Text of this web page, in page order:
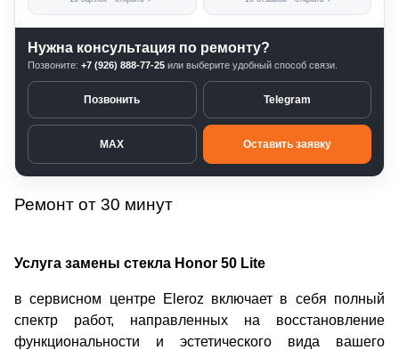
Нужна консультация по ремонту?
Позвоните: +7 (926) 888-77-25 или выберите удобный способ связи.
Позвонить Telegram
MAX Оставить заявку
Ремонт от 30 минут
Услуга замены стекла Honor 50 Lite
в сервисном центре Eleroz включает в себя полный
спектр работ, направленных на восстановление
функциональности и эстетического вида вашего